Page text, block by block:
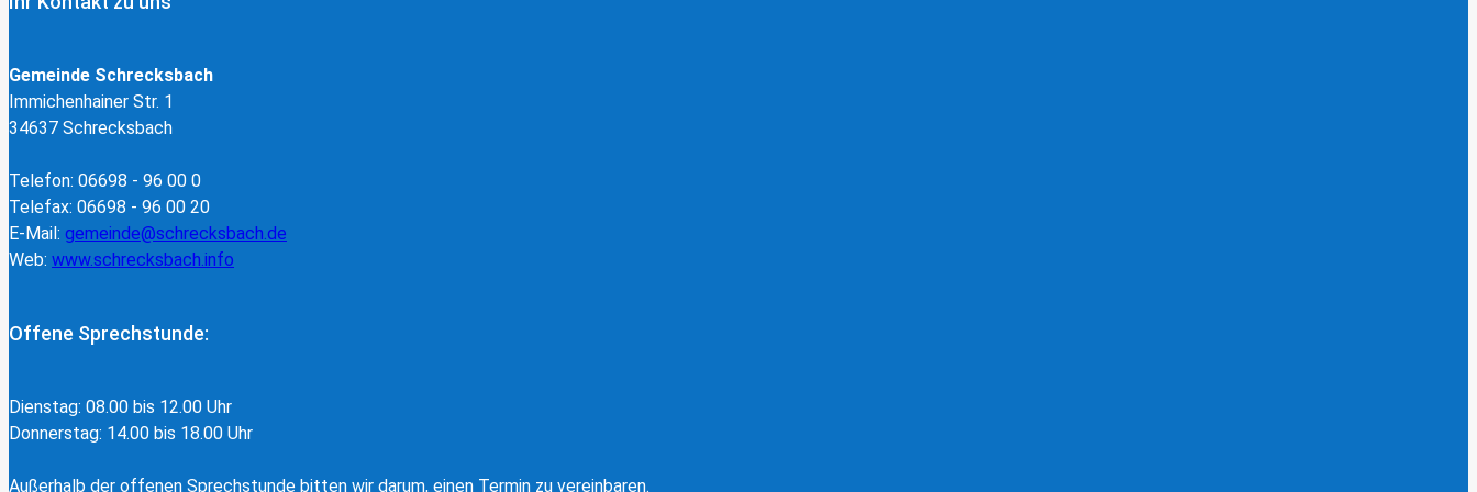
Gemeinde Schrecksbach
Immichenhainer Str. 1
34637 Schrecksbach
Telefon: 06698 - 96 00 0
Telefax: 06698 - 96 00 20
E-Mail: gemeinde@schrecksbach.de
Web: www.schrecksbach.info
Offene Sprechstunde:
Dienstag: 08.00 bis 12.00 Uhr
Donnerstag: 14.00 bis 18.00 Uhr
Außerhalb der offenen Sprechstunde bitten wir darum, einen Termin zu vereinbaren.